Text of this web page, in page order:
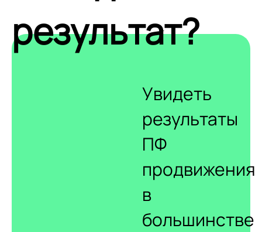
результат?
Увидеть
результаты
ПФ
продвижения
в
большинстве